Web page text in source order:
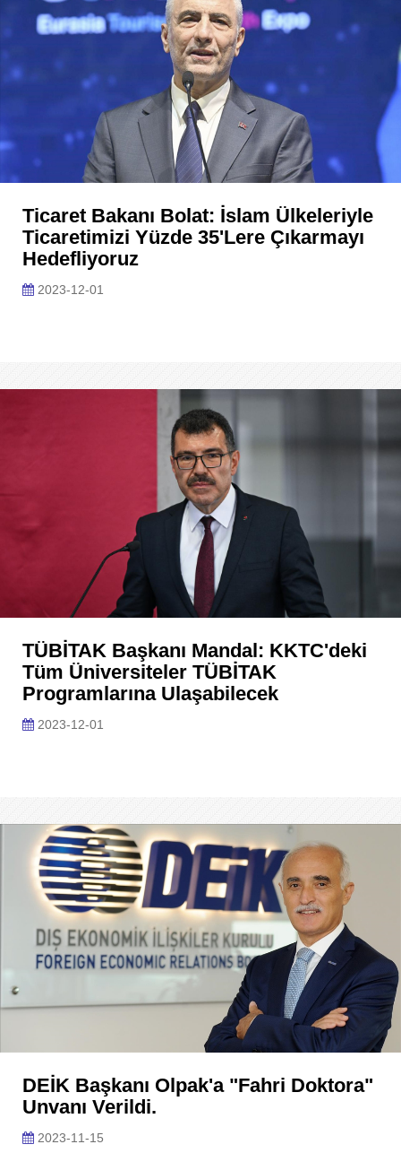
Ticaret Bakanı Bolat: İslam Ülkeleriyle
Ticaretimizi Yüzde 35'lere Çıkarmayı
Hedefliyoruz
2023-12-01
TÜBİTAK Başkanı Mandal: KKTC'deki
Tüm Üniversiteler TÜBİTAK
Programlarına Ulaşabilecek
2023-12-01
DEİK Başkanı Olpak'a "fahri Doktora"
Unvanı Verildi.
2023-11-15